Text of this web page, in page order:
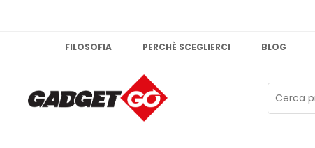
FILOSOFIA PERCHÈ SCEGLIERCI BLOG